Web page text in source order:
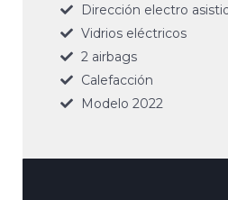
Dirección electro
Vidrios eléctricos
2 airbags
Calefacción
Modelo 2022